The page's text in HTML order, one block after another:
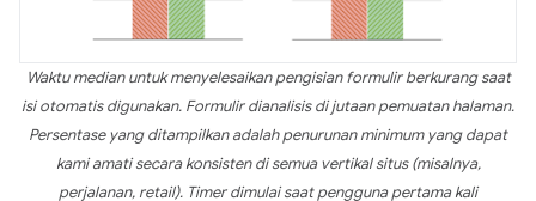
Waktu median untuk menyelesaikan pengisian formulir berkurang saat
isi otomatis digunakan. Formulir dianalisis di jutaan pemuatan halaman.
Persentase yang ditampilkan adalah penurunan minimum yang dapat
kami amati secara konsisten di semua vertikal situs (misalnya,
perjalanan, retail). Timer dimulai saat pengguna pertama kali